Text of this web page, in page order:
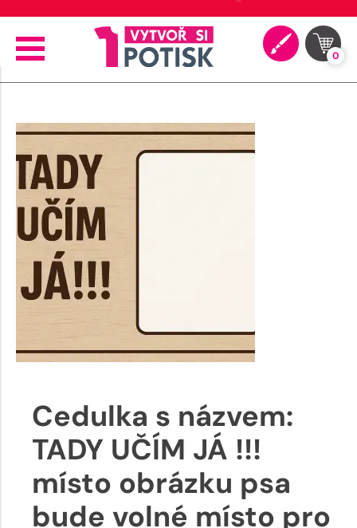
0
Cedulka s názvem:
TADY UČÍM JÁ !!!
místo obrázku psa
bude volné místo pro